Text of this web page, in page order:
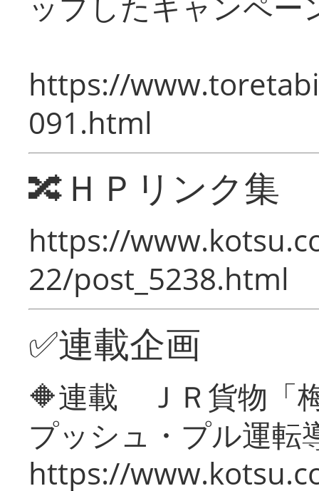
https://
091.html
🔀ＨＰリンク集
https://
22/post_5238.html
✅連載企画
🔶連載 ＪＲ貨物「
プッシュ・プル運転
https://